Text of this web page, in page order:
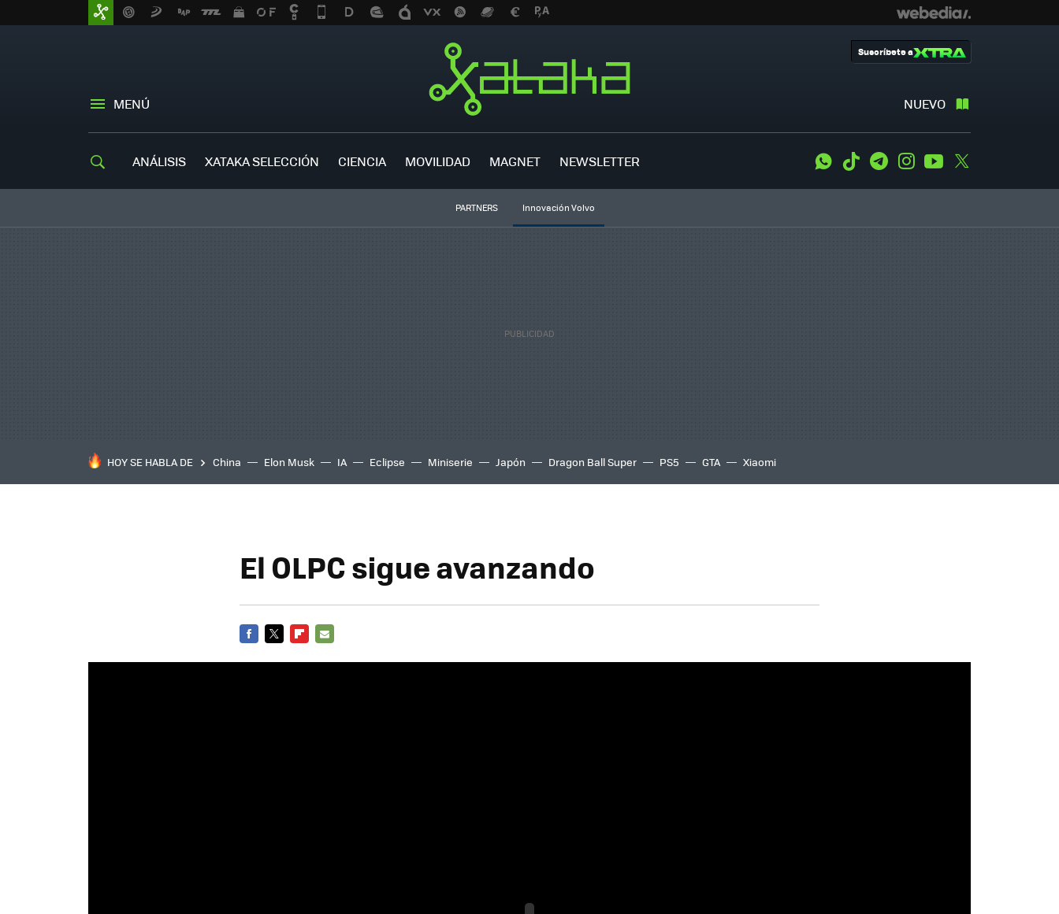
MENÚ NUEVO
Suscríbete a
ANÁLISIS XATAKA SELECCIÓN CIENCIA MOVILIDAD MAGNET NEWSLETTER WhatsApp
Tiktok TelegramInstagramYoutube
PARTNERS Innovación Volvo
HOY SE HABLA DE China Elon Musk IA Eclipse Miniserie Japón Dragon Ball Super PS5 GTA Xiaomi
El OLPC sigue avanzando